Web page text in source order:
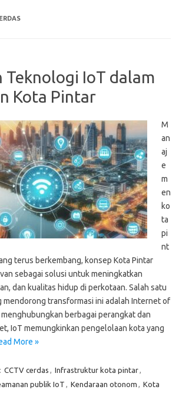
Teknologi IoT dalam
Kota Pintar
M
an
aj
e
m
en
ko
ta
pi
nt
terus berkembang, konsep Kota Pintar
sebagai solusi untuk meningkatkan
dan kualitas hidup di perkotaan. Salah satu
mendorong transformasi ini adalah Internet of
berbagai perangkat dan
IoT memungkinkan pengelolaan kota yang
More »
CCTV cerdas , Infrastruktur kota pintar,
publik IoT , Kendaraan otonom , Kota